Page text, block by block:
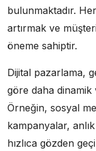
bulunmaktadır.
artırmak ve
öneme sahiptir.
Dijital pazarlama,
göre daha dinamik
Örneğin, sosyal
kampanyalar,
hızlıca gözden